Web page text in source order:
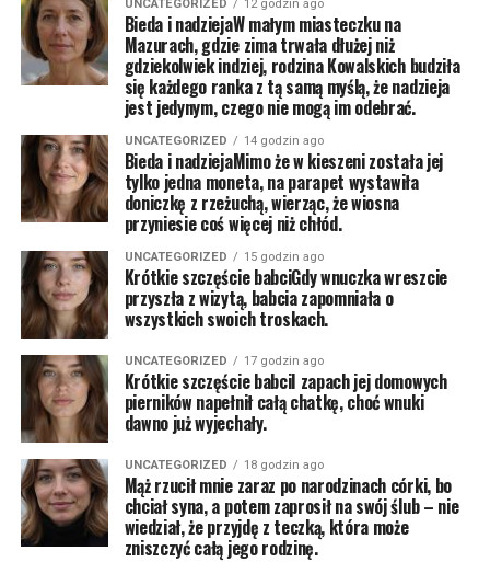
UNCATEGORIZED 12 godzin ago
Bieda i nadziejaW małym miasteczku na
Mazurach, gdzie zima trwała dłużej niż
gdziekolwiek indziej, rodzina Kowalskich budziła
się każdego ranka z tą samą myślą, że nadzieja
jest jedynym, czego nie mogą im odebrać.
UNCATEGORIZED 14 godzin ago
Bieda i nadziejaMimo że w kieszeni została jej
tylko jedna moneta, na parapet wystawiła
doniczkę z rzeżuchą, wierząc, że wiosna
przyniesie coś więcej niż chłód.
UNCATEGORIZED 15 godzin ago
Krótkie szczęście babciGdy wnuczka wreszcie
przyszła z wizytą, babcia zapomniała o
wszystkich swoich troskach.
UNCATEGORIZED 17 godzin ago
Krótkie szczęście babciI zapach jej domowych
pierników napełnił całą chatkę, choć wnuki
dawno już wyjechały.
UNCATEGORIZED 18 godzin ago
Mąż rzucił mnie zaraz po narodzinach córki, bo
chciał syna, a potem zaprosił na swój ślub – nie
wiedział, że przyjdę z teczką, która może
zniszczyć całą jego rodzinę.